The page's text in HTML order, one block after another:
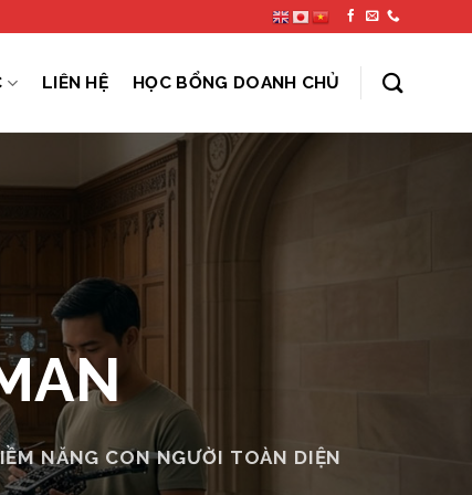
LIÊN HỆ HỌC BỔNG DOANH CHỦ
NĂNG CON NGƯỜI TOÀN DIỆN